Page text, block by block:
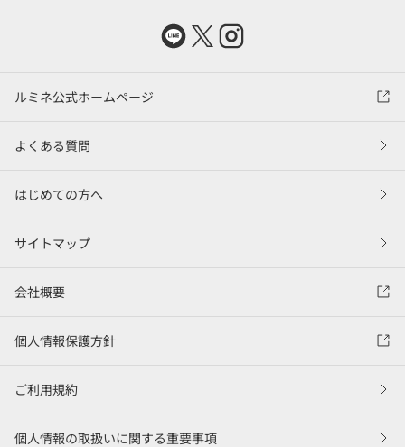
ルミネ公式ホームページ
よくある質問
はじめての方へ
サイトマップ
会社概要
個人情報保護方針
ご利用規約
個人情報の取扱いに関する重要事項